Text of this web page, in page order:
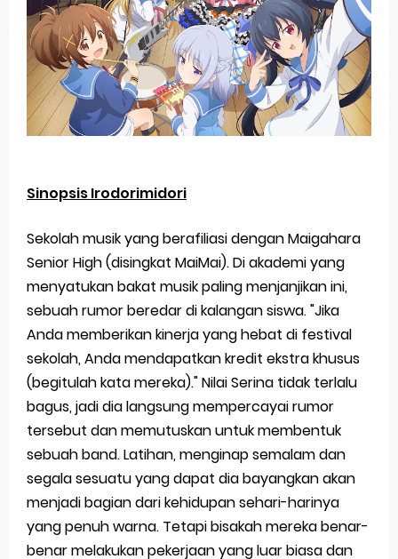
Sinopsis Irodorimidori
Sekolah musik yang berafiliasi dengan Maigahara
Senior High (disingkat MaiMai). Di akademi yang
menyatukan bakat musik paling menjanjikan ini,
sebuah rumor beredar di kalangan siswa. "Jika
Anda memberikan kinerja yang hebat di festival
sekolah, Anda mendapatkan kredit ekstra khusus
(begitulah kata mereka)." Nilai Serina tidak terlalu
bagus, jadi dia langsung mempercayai rumor
tersebut dan memutuskan untuk membentuk
sebuah band. Latihan, menginap semalam dan
segala sesuatu yang dapat dia bayangkan akan
menjadi bagian dari kehidupan sehari-harinya
yang penuh warna. Tetapi bisakah mereka benar-
benar melakukan pekerjaan yang luar biasa dan